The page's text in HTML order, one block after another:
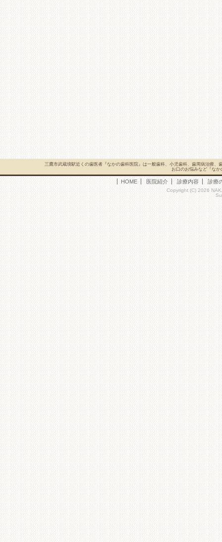
三鷹市武蔵境駅近くの歯医者『なかの歯科医院』は一般歯科、小児歯科、歯周病治療
お口のお悩みなど『な
HOME 医院紹介 診療内容 診療
Copyright (C) 2026